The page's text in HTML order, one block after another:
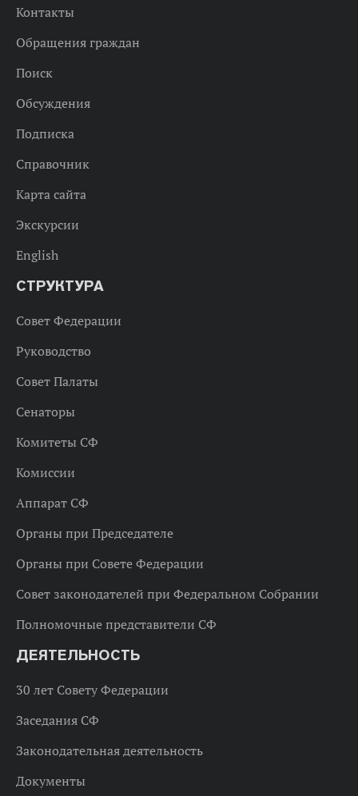
Контакты
Обращения граждан
Поиск
Обсуждения
Подписка
Справочник
Карта сайта
Экскурсии
English
СТРУКТУРА
Совет Федерации
Руководство
Совет Палаты
Сенаторы
Комитеты СФ
Комиссии
Аппарат СФ
Органы при Председателе
Органы при Совете Федерации
Совет законодателей при Федеральном Собрании
Полномочные представители СФ
ДЕЯТЕЛЬНОСТЬ
30 лет Совету Федерации
Заседания СФ
Законодательная деятельность
Документы